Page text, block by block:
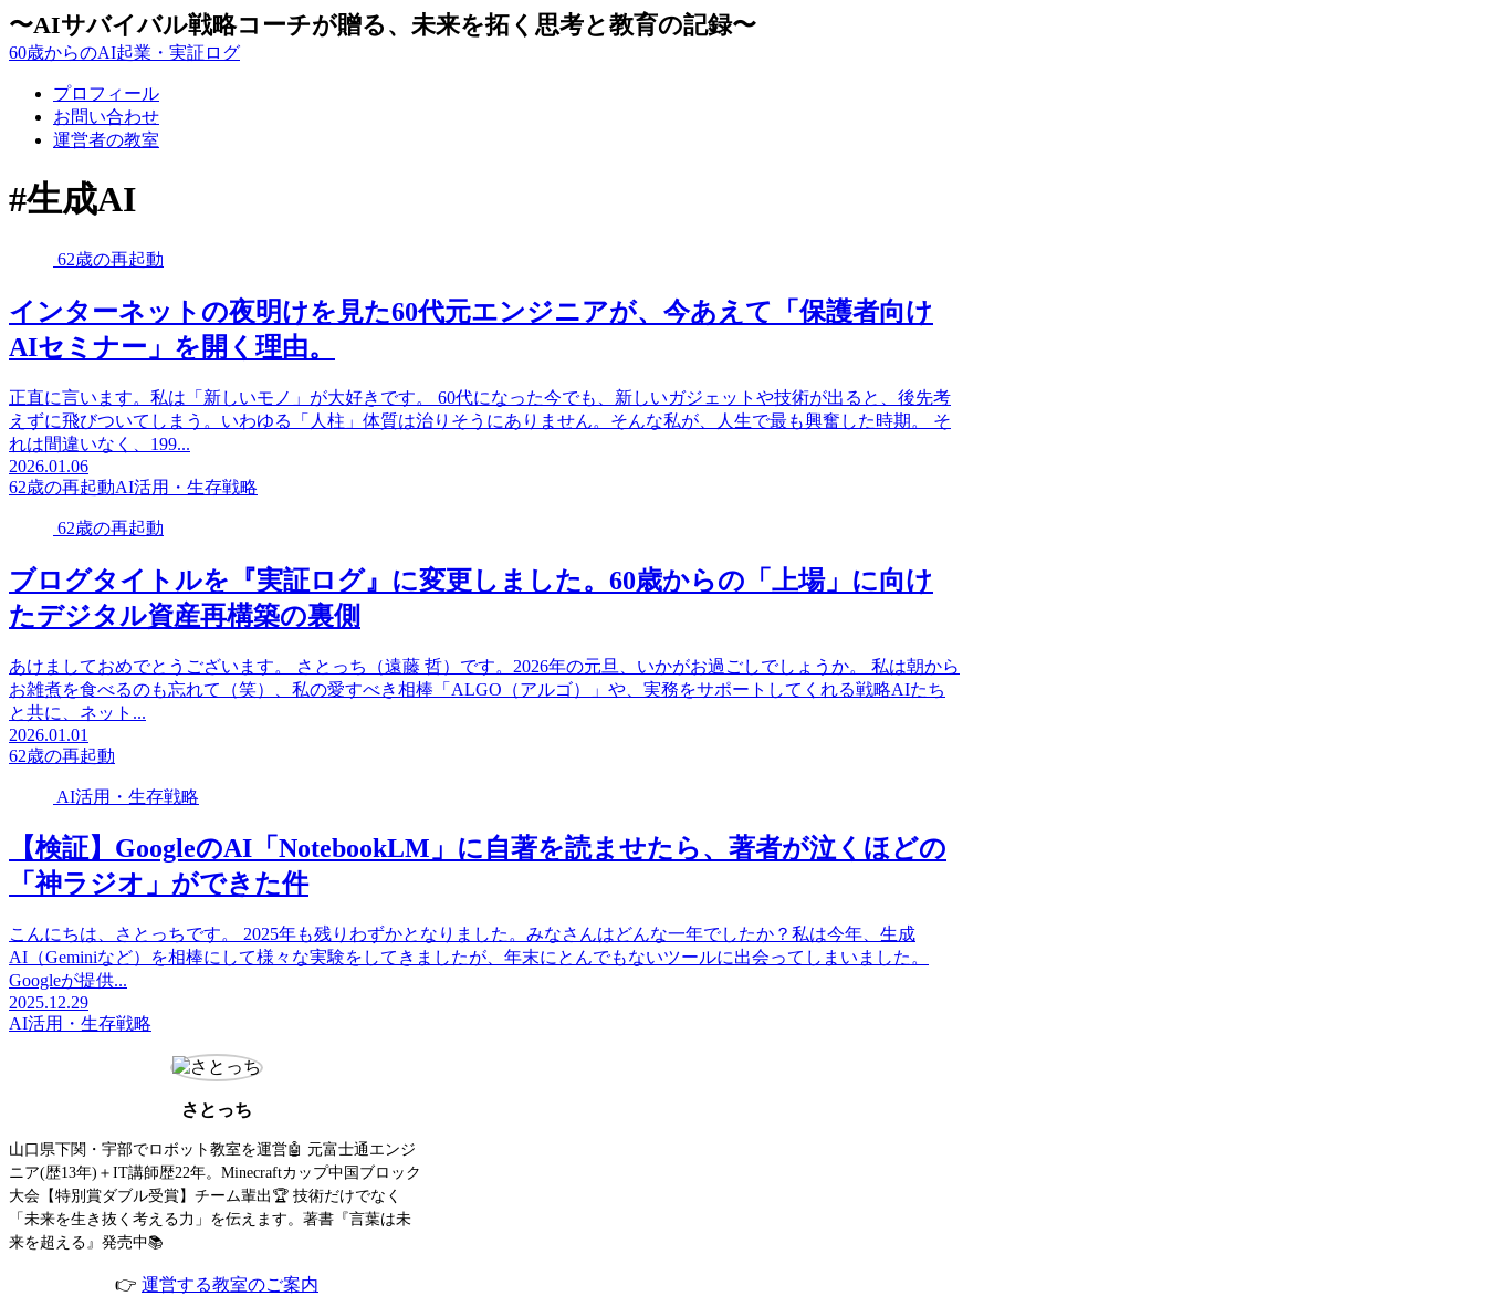
〜AIサバイバル戦略コーチが贈る、未来を拓く思考と教育の記録〜
60歳からのAI起業・実証ログ
プロフィール
お問い合わせ
運営者の教室
#生成AI
62歳の再起動
インターネットの夜明けを見た60代元エンジニアが、今あえて「保護者向け
AIセミナー」を開く理由。
正直に言います。私は「新しいモノ」が大好きです。 60代になった今でも、新しいガジェットや技術が出ると、後先考
えずに飛びついてしまう。いわゆる「人柱」体質は治りそうにありません。そんな私が、人生で最も興奮した時期。 そ
れは間違いなく、199...
2026.01.06
62歳の再起動AI活用・生存戦略
62歳の再起動
ブログタイトルを『実証ログ』に変更しました。60歳からの「上場」に向け
たデジタル資産再構築の裏側
あけましておめでとうございます。 さとっち（遠藤 哲）です。2026年の元旦、いかがお過ごしでしょうか。 私は朝から
お雑煮を食べるのも忘れて（笑）、私の愛すべき相棒「ALGO（アルゴ）」や、実務をサポートしてくれる戦略AIたち
と共に、ネット...
2026.01.01
62歳の再起動
AI活用・生存戦略
【検証】GoogleのAI「NotebookLM」に自著を読ませたら、著者が泣くほどの
「神ラジオ」ができた件
こんにちは、さとっちです。 2025年も残りわずかとなりました。みなさんはどんな一年でしたか？私は今年、生成
AI（Geminiなど）を相棒にして様々な実験をしてきましたが、年末にとんでもないツールに出会ってしまいました。
Googleが提供...
2025.12.29
AI活用・生存戦略
さとっち
山口県下関・宇部でロボット教室を運営🤖 元富士通エンジ
ニア(歴13年)＋IT講師歴22年。Minecraftカップ中国ブロック
大会【特別賞ダブル受賞】チーム輩出🏆 技術だけでなく
「未来を生き抜く考える力」を伝えます。著書『言葉は未
来を超える』発売中📚
👉 運営する教室のご案内